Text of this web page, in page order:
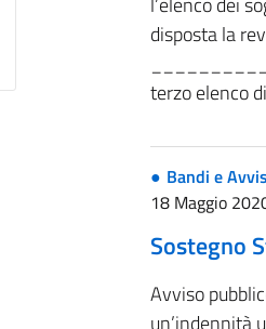
disposta la
terzo elenco
Bandi e
18 Maggio
Sostegno
Avviso
un’indennità